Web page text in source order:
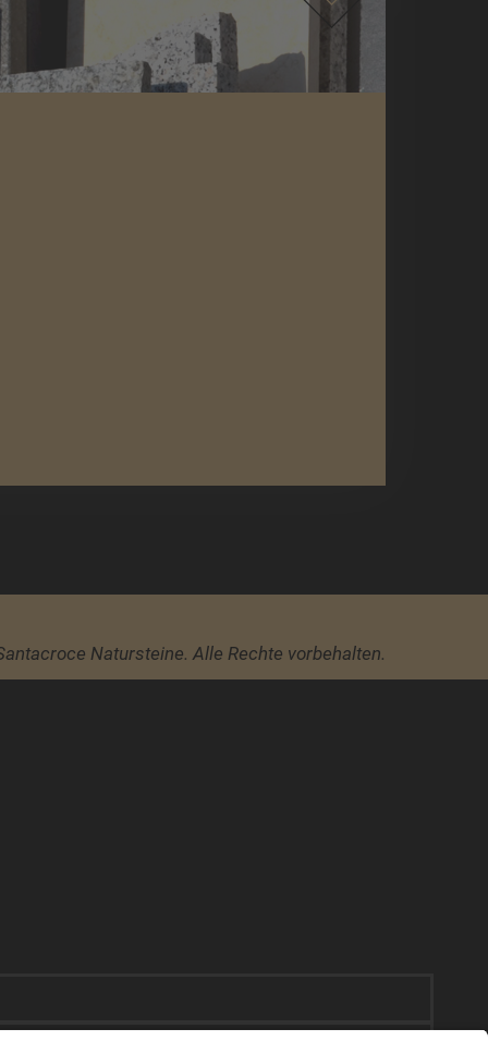
Natursteine. Alle Rechte vorbehalten.